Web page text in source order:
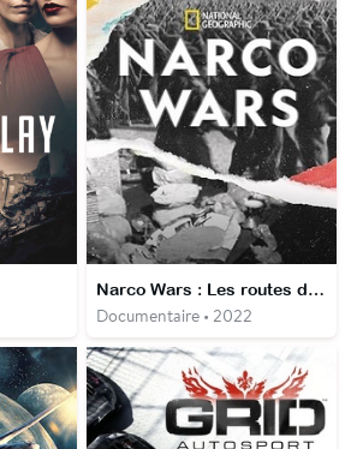
Narco Wars : Les routes de l'opium
Documentaire • 2022